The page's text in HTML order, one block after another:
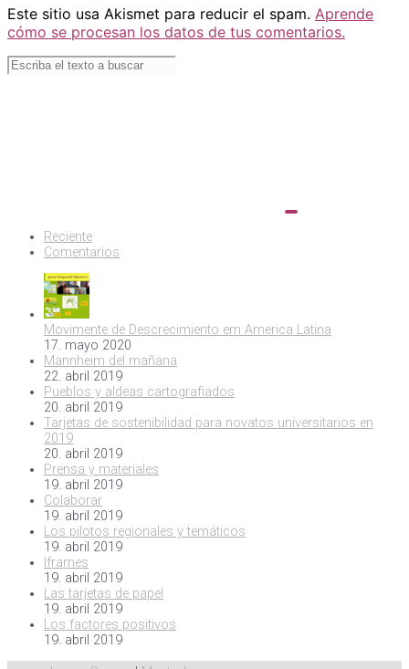
Este sitio usa Akismet para reducir el spam. Aprende
cómo se procesan los datos de tus comentarios.
Reciente
Comentarios
Movimente de Descrecimiento em America Latina
17. mayo 2020
Mannheim del mañana
22. abril 2019
Pueblos y aldeas cartografiados
20. abril 2019
Tarjetas de sostenibilidad para novatos universitarios en
2019
20. abril 2019
Prensa y materiales
19. abril 2019
Colaborar
19. abril 2019
Los pilotos regionales y temáticos
19. abril 2019
Iframes
19. abril 2019
Las tarjetas de papel
19. abril 2019
Los factores positivos
19. abril 2019